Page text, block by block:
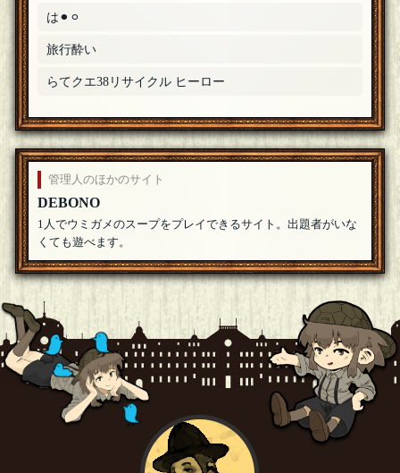
は⚫︎⚪︎
旅行酔い
らてクエ38リサイクル ヒーロー
管理人のほかのサイト
DEBONO
1人でウミガメのスープをプレイできるサイト。出題者がいな
くても遊べます。